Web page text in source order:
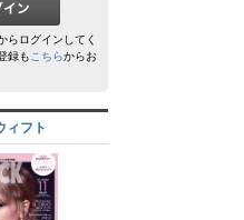
らログインしてく
録もこちらからお
ィフト